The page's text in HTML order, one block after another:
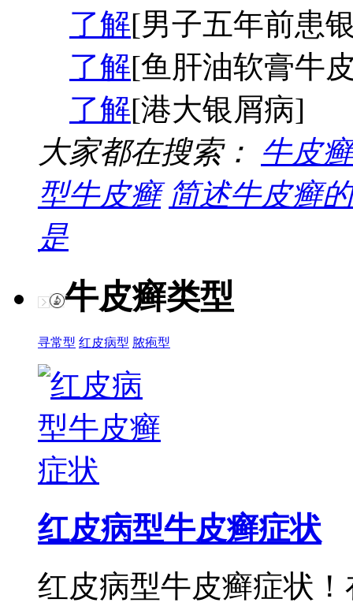
了解[男子五年前患
了解[鱼肝油软膏牛
了解[港大银屑病]
大家都在搜索： 牛皮
型牛皮癣 简述牛皮癣
是
牛皮癣类型
寻常型 红皮病型 脓疱型
红皮病型牛皮癣症状
红皮病型牛皮癣症状